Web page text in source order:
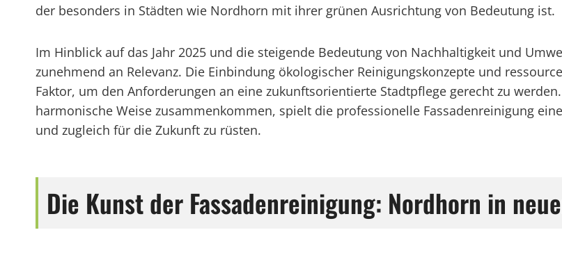
der besonders in Städten wie Nordhorn mit ihrer grünen Ausrichtung von Bedeutung ist.
Im Hinblick auf das Jahr 2025 und die steigende Bedeutung von Nachhaltigkeit und
zunehmend an Relevanz. Die Einbindung ökologischer Reinigungskonzepte und
Faktor, um den Anforderungen an eine zukunftsorientierte Stadtpflege gerecht zu
harmonische Weise zusammenkommen, spielt die professionelle Fassadenreinigung
und zugleich für die Zukunft zu rüsten.
Die Kunst der Fassadenreinigung: Nordhorn in